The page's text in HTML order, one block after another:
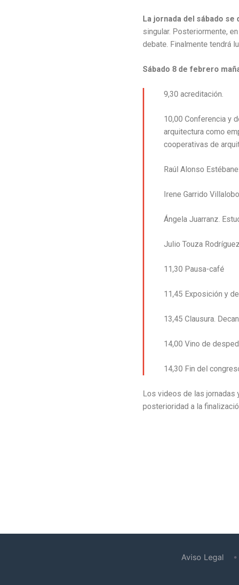
La jornada del sábado
singular. Posteriormente,
debate. Finalmente tendrá
Sábado 8 de febrero
9,30 acreditación.
10,00 Conferencia y
arquitectura como
cooperativas de
Raúl Alonso
Irene Garrido
Ángela Juarranz.
Julio Touza
11,30 Pausa-café
11,45 Exposición y
13,45 Clausura.
14,00 Vino de
14,30 Fin del
Los videos de las jornadas
posterioridad a la
Aviso Legal